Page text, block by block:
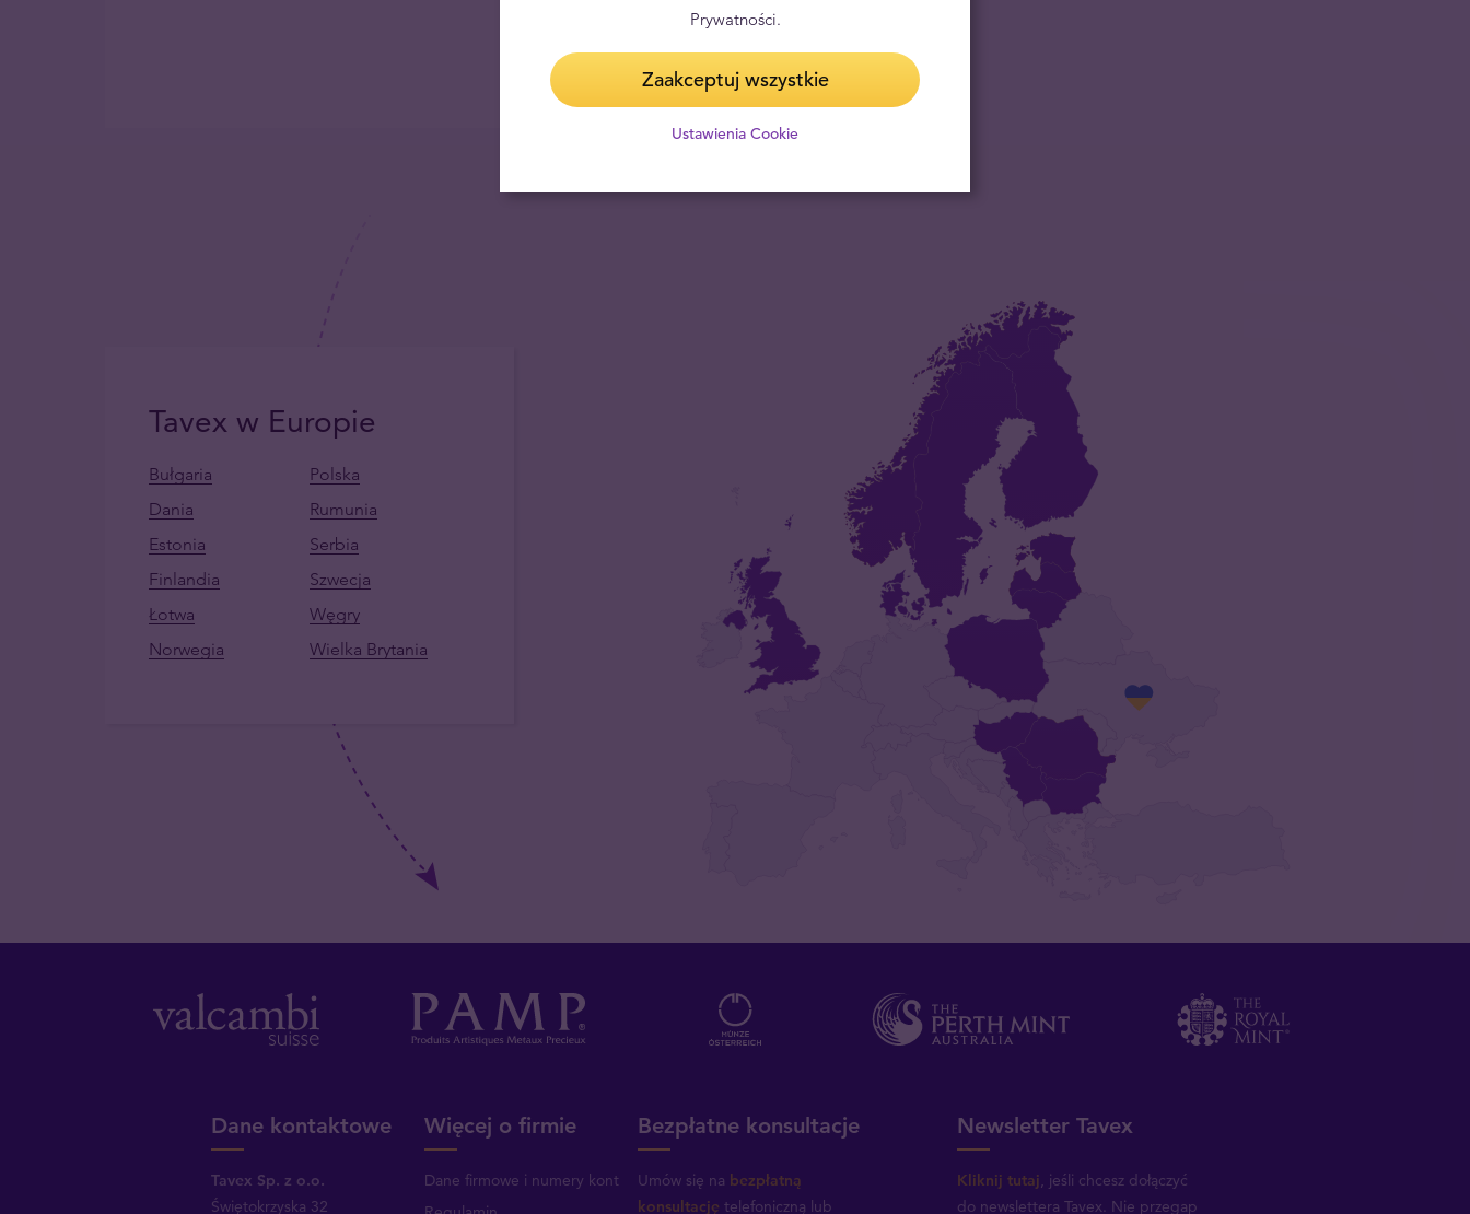
Tavex w Europie
Bułgaria
Dania
Estonia
Finlandia
Łotwa
Norwegia
Polska
Rumunia
Serbia
Szwecja
Węgry
Wielka Brytania
Dane kontaktowe
Tavex Sp. z o.o.
Świętokrzyska 32
Więcej o firmie
Dane firmowe i numery kont
Bezpłatne konsultacje
Umów się na bezpłatną
konsultację telefoniczną lub
Newsletter Tavex
Kliknij tutaj, jeśli chcesz dołączyć
do newslettera Tavex. Nie przegap
Prywatności.
Zaakceptuj wszystkie
Ustawienia Cookie